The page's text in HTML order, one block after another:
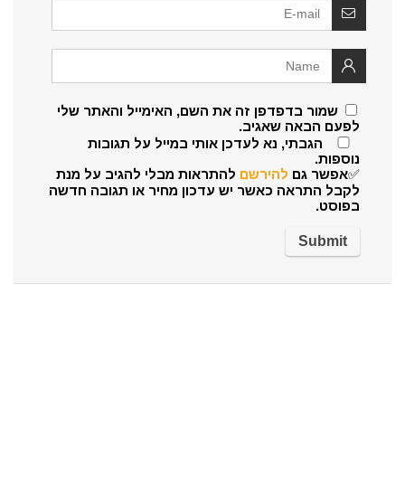
שמור בדפדפן זה את השם, האימייל והאתר שלי
לפעם הבאה שאגיב.
הגבתי, נא לעדכן אותי במייל על תגובות
נוספות.
✅אפשר גם להירשם להתראות מבלי להגיב על מנת
לקבל התראה כאשר יש עדכון מחיר או תגובה חדשה
בפוסט.